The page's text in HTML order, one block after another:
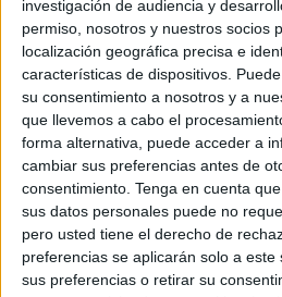
investigación de audiencia y
permiso, nosotros y nuestros socios
localización geográfica precisa e
características de dispositivos.
su consentimiento a nosotros y a
que llevemos a cabo el
forma alternativa, puede acceder a
cambiar sus preferencias antes de
consentimiento. Tenga en cuenta
sus datos personales puede no
pero usted tiene el derecho de
preferencias se aplicarán solo a
sus preferencias o retirar su
Publicado el 27 agosto, 2025
Este recurso está pensado para
pequeños un momento muy
en Infantil. Con estas pegatinas
podrá llevarse a casa […]
SEGUIR LEYENDO